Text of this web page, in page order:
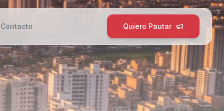
Contacto Quiero Pautar